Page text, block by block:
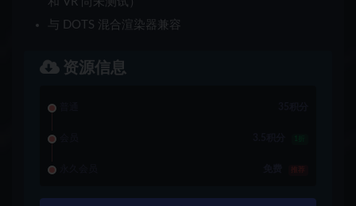
与 DOTS 混合渲染器兼容
资源信息
推荐